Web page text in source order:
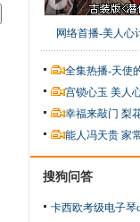
网络首播-美人心
全集热播-天使
宫锁心玉 美人
幸福来敲门 梨
能人冯天贵 家
搜狗问答
卡西欧考级电子琴